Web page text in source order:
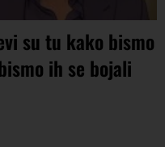
su tu kako bismo
ih se bojali